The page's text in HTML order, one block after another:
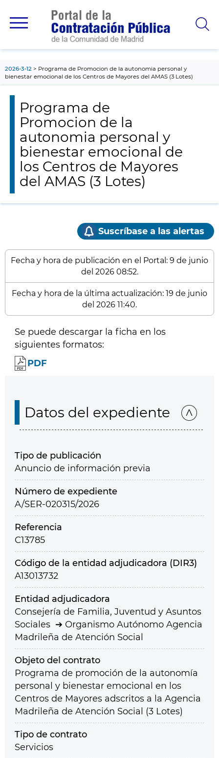
principal
2026-3-12
Programa de Promocion de la autonomia personal y
bienestar emocional de los Centros de Mayores del AMAS (3 Lotes)
Programa de
Promocion de la
autonomia personal y
bienestar emocional de
los Centros de Mayores
del AMAS (3 Lotes)
Suscríbase a las alertas
Fecha y hora de publicación en el Portal: 9 de junio
del 2026 08:52.
Fecha y hora de la última actualización: 19 de junio
del 2026 11:40.
Se puede descargar la ficha en los
siguientes formatos:
PDF
Datos del expediente
Tipo de publicación
Anuncio de información previa
Número de expediente
A/SER-020315/2026
Referencia
C13785
Código de la entidad adjudicadora (DIR3)
A13013732
Entidad adjudicadora
Consejería de Familia, Juventud y Asuntos
Sociales
Organismo Autónomo Agencia
Madrileña de Atención Social
Objeto del contrato
Programa de promoción de la autonomía
personal y bienestar emocional en los
Centros de Mayores adscritos a la Agencia
Madrileña de Atención Social (3 Lotes)
Tipo de contrato
Servicios